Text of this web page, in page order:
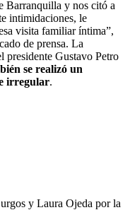
Barranquilla y nos citó a
intimidaciones, le
visita familiar íntima”,
de prensa. La
presidente Gustavo Petro
se realizó un
irregular.
y Laura Ojeda por la